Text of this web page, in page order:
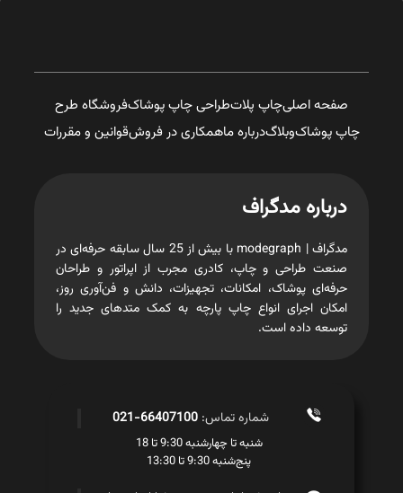
صفحه اصلیچاپ پلاتطراحی چاپ پوشاکفروشگاه طرح
چاپ پوشاکوبلاگدرباره ماهمکاری در فروشقوانین و مقررات
درباره مدگراف
مدگراف | modegraph با بیش از 25 سال سابقه حرفه‌ای در
صنعت طراحی و چاپ، کادری مجرب از اپراتور و طراحان
حرفه‌ای پوشاک، امکانات، تجهیزات، دانش و فن‌آوری روز،
امکان اجرای انواع چاپ پارچه به کمک متدهای جدید را
توسعه داده است.
شماره تماس:66407100-021
شنبه تا چهارشنبه 9:30 تا 18
پنج‌شنبه 9:30 تا 13:30